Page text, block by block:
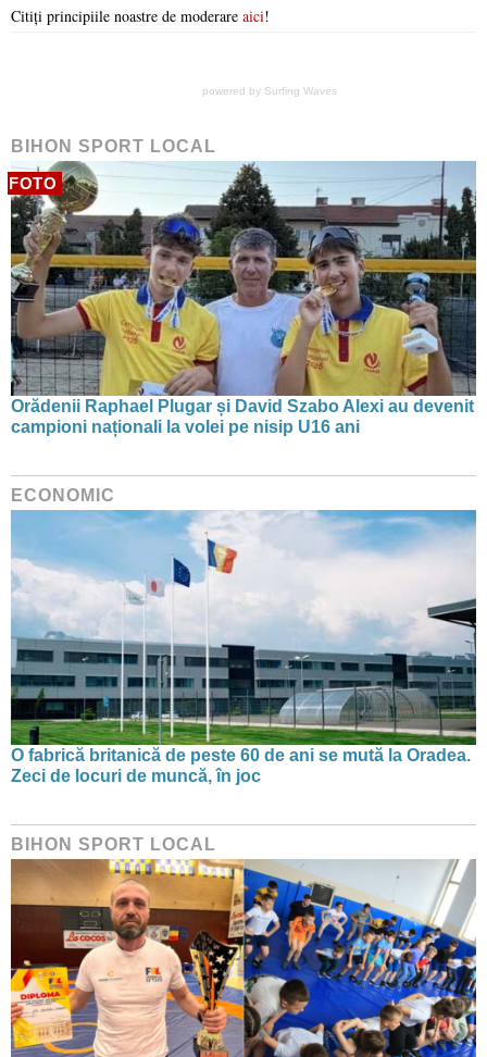
Citiți principiile noastre de moderare aici!
powered by Surfing Waves
BIHON SPORT LOCAL
FOTO
Orădenii Raphael Plugar și David Szabo Alexi au devenit
campioni naționali la volei pe nisip U16 ani
ECONOMIC
O fabrică britanică de peste 60 de ani se mută la Oradea.
Zeci de locuri de muncă, în joc
BIHON SPORT LOCAL